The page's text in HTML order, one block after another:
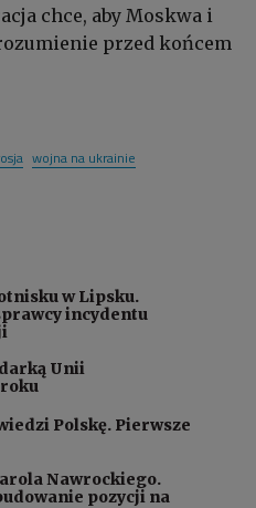
chce, aby Moskwa i
przed końcem
wojna na ukrainie
w Lipsku.
incydentu
Unii
Polskę. Pierwsze
Nawrockiego.
pozycji na